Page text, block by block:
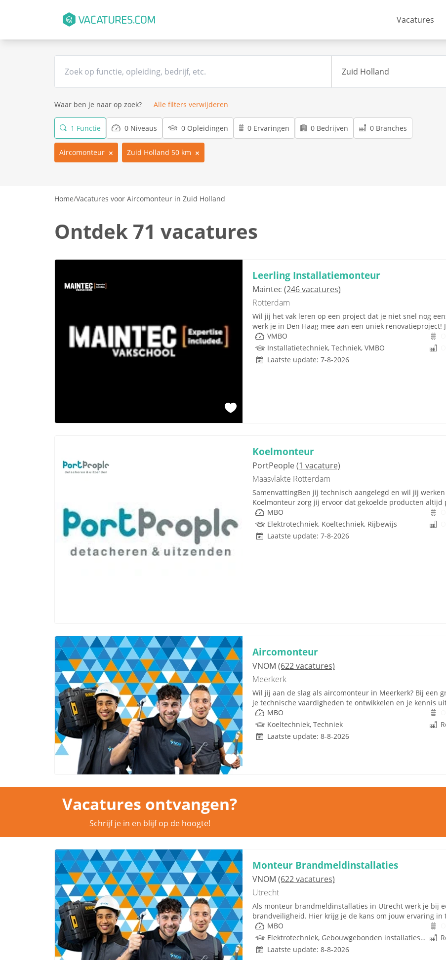
Vacatures
Waar ben je naar op zoek? Alle filters verwijderen
1 Functie 0 Niveaus 0 Opleidingen 0 Ervaringen 0 Bedrijven 0 Branches
Aircomonteur Zuid Holland 50 km
Home/Vacatures voor Aircomonteur in Zuid Holland
Ontdek 71 vacatures
Leerling Installatiemonteur
Maintec (246 vacatures)
Rotterdam
Wil jij het vak leren op een project dat je niet snel nog
werk je in Den Haag mee aan een uniek renovatieproject!
VMBO
Installatietechniek, Techniek, VMBO
Laatste update: 7-8-2026
Koelmonteur
PortPeople(1 vacature)
Maasvlakte Rotterdam
SamenvattingBen jij technisch aangelegd en wil jij
Koelmonteur zorg jij ervoor dat gekoelde producten altijd
MBO
Elektrotechniek, Koeltechniek, Rijbewijs
Laatste update: 7-8-2026
Aircomonteur
VNOM (622 vacatures)
Meerkerk
Wil jij aan de slag als aircomonteur in Meerkerk? Bij een
je technische vaardigheden te ontwikkelen en je kennis
MBO
Koeltechniek, Techniek
Laatste update: 8-8-2026
Vacatures ontvangen?
Schrijf je in en blijf op de hoogte!
Monteur Brandmeldinstallaties
VNOM (622 vacatures)
Utrecht
Als monteur brandmeldinstallaties in Utrecht werk je bij
brandveiligheid. Hier krijg je de kans om jouw ervaring in
MBO
Elektrotechniek, Gebouwgebonden installaties, Techniek
Laatste update: 8-8-2026